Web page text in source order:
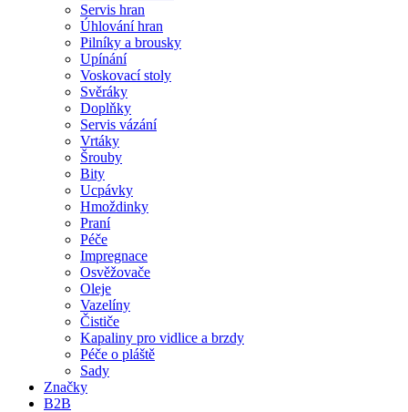
Servis hran
Úhlování hran
Pilníky a brousky
Upínání
Voskovací stoly
Svěráky
Doplňky
Servis vázání
Vrtáky
Šrouby
Bity
Ucpávky
Hmoždinky
Praní
Péče
Impregnace
Osvěžovače
Oleje
Vazelíny
Čističe
Kapaliny pro vidlice a brzdy
Péče o pláště
Sady
Značky
B2B